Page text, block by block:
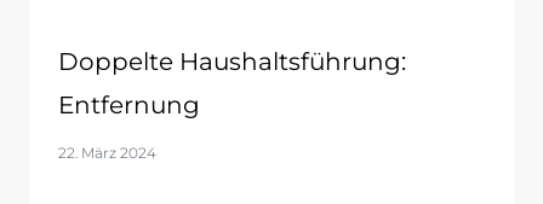
Doppelte Haushaltsführung:
Entfernung
22. März 2024